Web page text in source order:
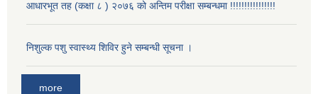
आधारभूत तह (कक्षा ८ ) २०७६ को अन्तिम परीक्षा सम्बन्धमा !!!!!!!!!!!!!!!!
निशुल्क पशु स्वास्थ्य शिविर हुने सम्बन्धी सूचना ।
more